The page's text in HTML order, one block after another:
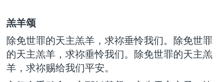
羔羊颂
除免世罪的天主羔羊，求祢垂怜我们。除免世罪
的天主羔羊，求祢垂怜我们。除免世罪的天主羔
羊，求祢赐给我们平安。